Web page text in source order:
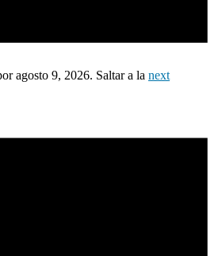
agosto 9, 2026. Saltar a la next